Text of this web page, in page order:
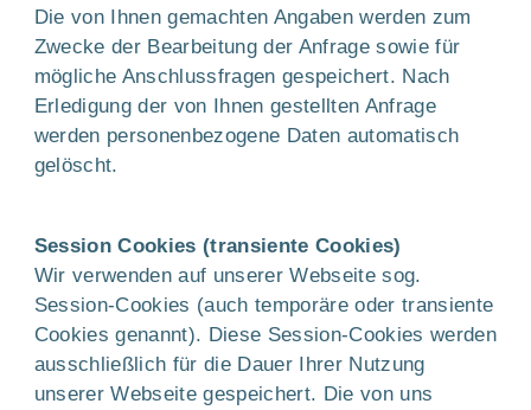
Die von Ihnen gemachten Angaben werden zum
Zwecke der Bearbeitung der Anfrage sowie für
mögliche Anschlussfragen gespeichert. Nach
Erledigung der von Ihnen gestellten Anfrage
werden personenbezogene Daten automatisch
gelöscht.
Session Cookies (transiente Cookies)
Wir verwenden auf unserer Webseite sog.
Session-Cookies (auch temporäre oder transiente
Cookies genannt). Diese Session-Cookies werden
ausschließlich für die Dauer Ihrer Nutzung
unserer Webseite gespeichert. Die von uns